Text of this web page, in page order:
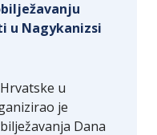
u Nagykanizsi
u
je
Dana